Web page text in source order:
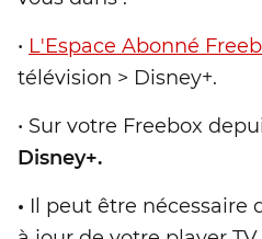
• L'Espace Abonné
télévision > Disney+.
• Sur votre Freebox
Disney+.
• Il peut être nécessaire